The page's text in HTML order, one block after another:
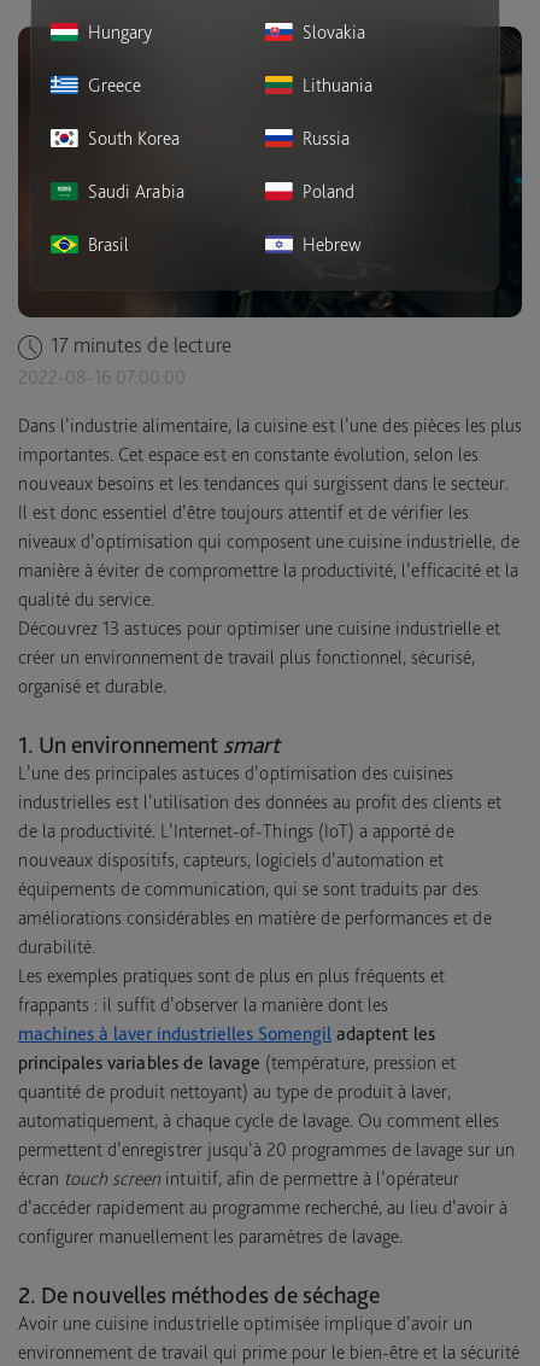
17 minutes de lecture
2022-08-16 07:00:00
Dans l’industrie alimentaire, la cuisine est l’une des pièces les plus
importantes. Cet espace est en constante évolution, selon les
nouveaux besoins et les tendances qui surgissent dans le secteur.
Il est donc essentiel d’être toujours attentif et de vérifier les
niveaux d’optimisation qui composent une cuisine industrielle, de
manière à éviter de compromettre la productivité, l’efficacité et la
qualité du service.
Découvrez 13 astuces pour optimiser une cuisine industrielle et
créer un environnement de travail plus fonctionnel, sécurisé,
organisé et durable.
1. Un environnement smart
L’une des principales astuces d’optimisation des cuisines
industrielles est l’utilisation des données au profit des clients et
de la productivité. L’Internet-of-Things (IoT) a apporté de
nouveaux dispositifs, capteurs, logiciels d’automation et
équipements de communication, qui se sont traduits par des
améliorations considérables en matière de performances et de
durabilité.
Les exemples pratiques sont de plus en plus fréquents et
frappants : il suffit d’observer la manière dont les
machines à laver industrielles Somengil adaptent les
principales variables de lavage (température, pression et
quantité de produit nettoyant) au type de produit à laver,
automatiquement, à chaque cycle de lavage. Ou comment elles
permettent d’enregistrer jusqu’à 20 programmes de lavage sur un
écran touch screen intuitif, afin de permettre à l’opérateur
d’accéder rapidement au programme recherché, au lieu d’avoir à
configurer manuellement les paramètres de lavage.
2. De nouvelles méthodes de séchage
Avoir une cuisine industrielle optimisée implique d’avoir un
environnement de travail qui prime pour le bien-être et la sécurité
Hungary Slovakia
Greece Lithuania
South Korea Russia
Saudi Arabia Poland
Brasil Hebrew